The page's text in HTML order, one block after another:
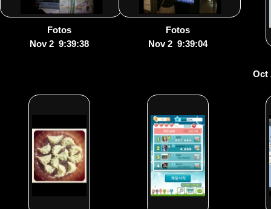
Fotos
Nov 2 9:39:38
Fotos
Nov 2 9:39:04
Oct